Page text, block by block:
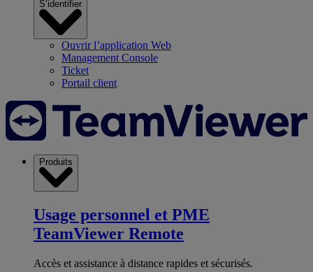
S’identifier
Ouvrir l’application Web
Management Console
Ticket
Portail client
Produits
Usage personnel et PME
TeamViewer Remote
Accès et assistance à distance rapides et sécurisés.